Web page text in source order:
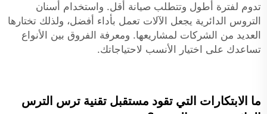
تدوم لفترة أطول وتتطلب صيانة أقل. واستخدام أسنان
التروس الدائرية يجعل الآلات تعمل بأداء أفضل، ولذلك تختارها
العديد من الشركات لمشاريعها. ومعرفة الفروق بين الأنواع
تساعدك على اختيار الأنسب لاحتياجاتك.
ما الابتكارات التي تقود مستقبل تقنية ترس الترس